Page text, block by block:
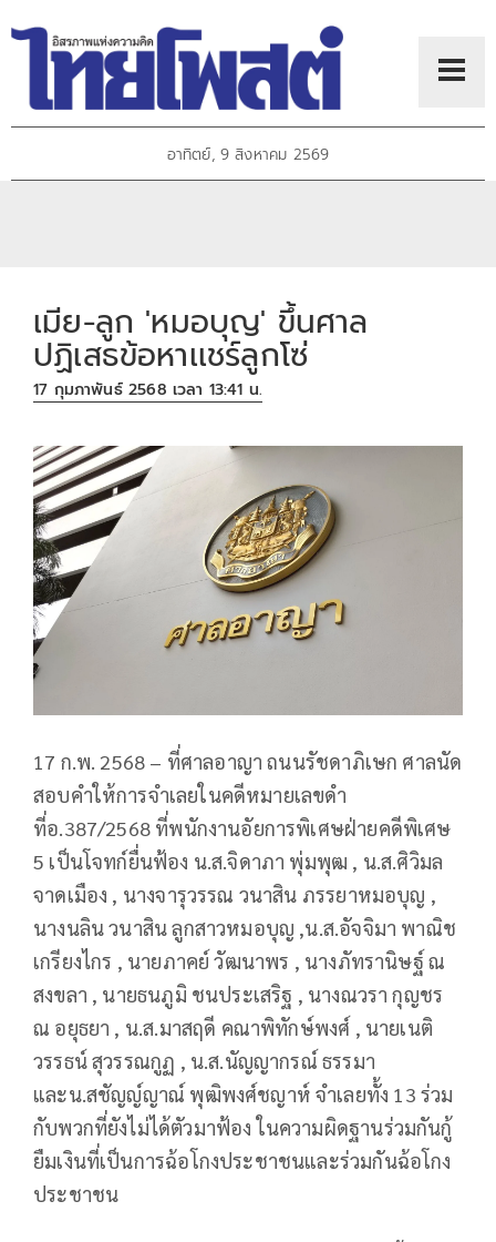
อาทิตย์, 9 สิงหาคม 2569
เมีย-ลูก 'หมอบุญ' ขึ้นศาล
ปฏิเสธข้อหาเเชร์ลูกโซ่
17 กุมภาพันธ์ 2568 เวลา 13:41 น.
17 ก.พ. 2568 – ที่ศาลอาญา ถนนรัชดาภิเษก ศาลนัด
สอบคำให้การจำเลยในคดีหมายเลขดำ
ที่อ.387/2568 ที่พนักงานอัยการพิเศษฝ่ายคดีพิเศษ
5 เป็นโจทก์ยื่นฟ้อง น.ส.จิดาภา พุ่มพุฒ , น.ส.ศิวิมล
จาดเมือง , นางจารุวรรณ วนาสิน ภรรยาหมอบุญ ,
นางนลิน วนาสิน ลูกสาวหมอบุญ ,น.ส.อัจจิมา พาณิช
เกรียงไกร , นายภาคย์ วัฒนาพร , นางภัทรานิษฐ์ ณ
สงขลา , นายธนภูมิ ชนประเสริฐ , นางณวรา กุญชร
ณ อยุธยา , น.ส.มาสฤดี คณาพิทักษ์พงศ์ , นายเนติ
วรรธน์ สุวรรณกูฏ , น.ส.นัญญากรณ์ ธรรมา
และน.สชัญญ์ญาณ์ พุฒิพงศ์ชญาห์ จำเลยทั้ง 13 ร่วม
กับพวกที่ยังไม่ได้ตัวมาฟ้อง ในความผิดฐานร่วมกันกู้
ยืมเงินที่เป็นการฉ้อโกงประชาชนและร่วมกันฉ้อโกง
ประชาชน